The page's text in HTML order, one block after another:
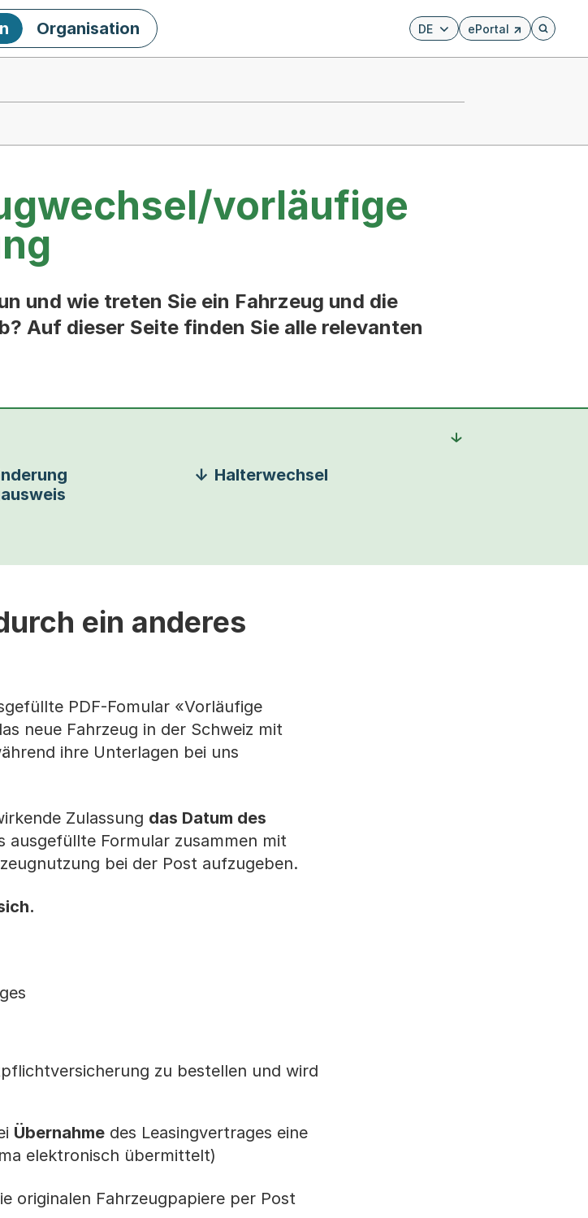
DE ePortal
Externer Link, wird in
Öffnet
Organisation
vorläufige
und wie treten Sie ein Fahrzeug und die
Auf dieser Seite finden Sie alle relevanten
Halterwechsel
ein anderes
PDF-Fomular «Vorläufige
neue Fahrzeug in der Schweiz mit
ihre Unterlagen bei uns
Zulassung das Datum des
ausgefüllte Formular zusammen mit
bei der Post aufzugeben.
zu bestellen und wird
Übernahme des Leasingvertrages eine
elektronisch übermittelt)
originalen Fahrzeugpapiere per Post